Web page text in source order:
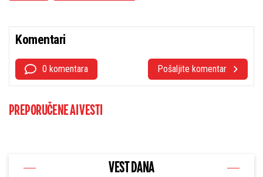
Komentari
0 komentara Pošaljite komentar
PREPORUČENE AI VESTI
VEST DANA